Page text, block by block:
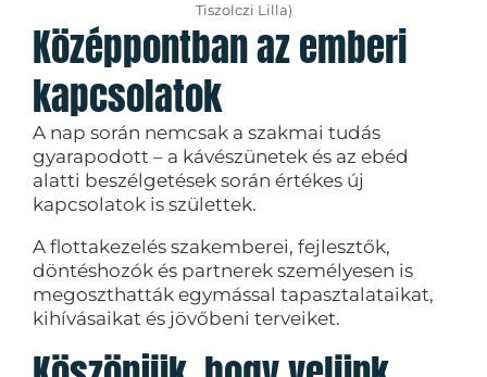
Tiszolczi Lilla)
Középpontban az emberi
kapcsolatok
A nap során nemcsak a szakmai tudás
gyarapodott – a kávészünetek és az ebéd
alatti beszélgetések során értékes új
kapcsolatok is születtek.
A flottakezelés szakemberei, fejlesztők,
döntéshozók és partnerek személyesen is
megoszthatták egymással tapasztalataikat,
kihívásaikat és jövőbeni terveiket.